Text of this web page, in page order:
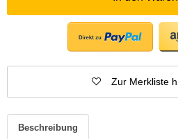
Zur Merkliste
Beschreibung